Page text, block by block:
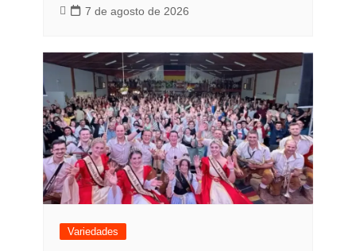
7 de agosto de 2026
Variedades